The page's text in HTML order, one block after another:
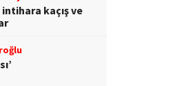
kaçış ve